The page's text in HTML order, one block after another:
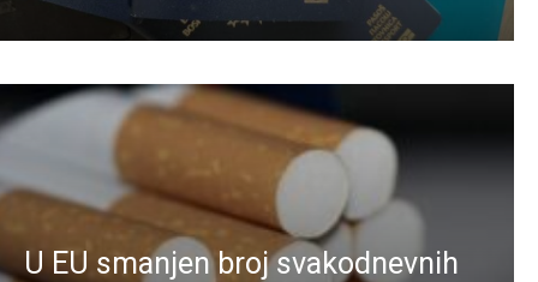
U EU smanjen broj svakodnevnih